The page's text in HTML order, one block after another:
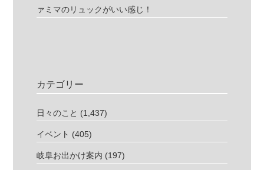
ァミマのリュックがいい感じ！
カテゴリー
日々のこと (1,437)
イベント (405)
岐阜お出かけ案内 (197)